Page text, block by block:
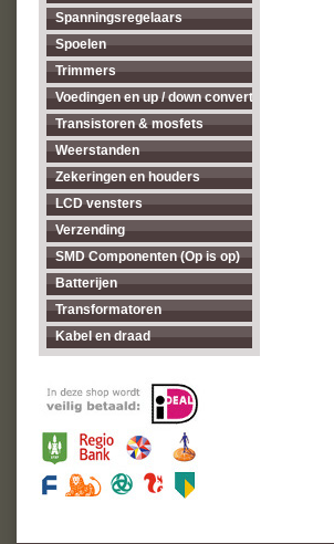
Spanningsregelaars
Spoelen
Trimmers
Voedingen en up / down converters
Transistoren & mosfets
Weerstanden
Zekeringen en houders
LCD vensters
Verzending
SMD Componenten (Op is op)
Batterijen
Transformatoren
Kabel en draad